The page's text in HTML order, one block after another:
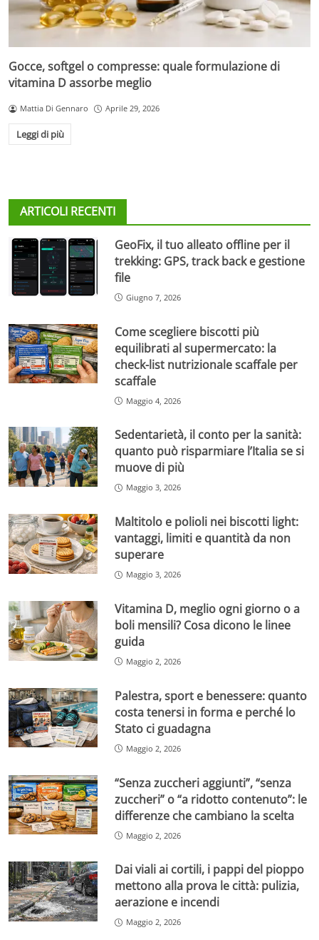
Gocce, softgel o compresse: quale formulazione di
vitamina D assorbe meglio
Mattia Di Gennaro Aprile 29, 2026
Leggi di più
ARTICOLI RECENTI
GeoFix, il tuo alleato offline per il
trekking: GPS, track back e gestione
file
Giugno 7, 2026
Come scegliere biscotti più
equilibrati al supermercato: la
check-list nutrizionale scaffale per
scaffale
Maggio 4, 2026
Sedentarietà, il conto per la sanità:
quanto può risparmiare l’Italia se si
muove di più
Maggio 3, 2026
Maltitolo e polioli nei biscotti light:
vantaggi, limiti e quantità da non
superare
Maggio 3, 2026
Vitamina D, meglio ogni giorno o a
boli mensili? Cosa dicono le linee
guida
Maggio 2, 2026
Palestra, sport e benessere: quanto
costa tenersi in forma e perché lo
Stato ci guadagna
Maggio 2, 2026
“Senza zuccheri aggiunti”, “senza
zuccheri” o “a ridotto contenuto”: le
differenze che cambiano la scelta
Maggio 2, 2026
Dai viali ai cortili, i pappi del pioppo
mettono alla prova le città: pulizia,
aerazione e incendi
Maggio 2, 2026